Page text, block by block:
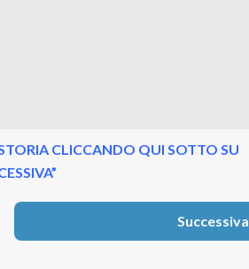
CLICCANDO QUI SOTTO SU
Successiva